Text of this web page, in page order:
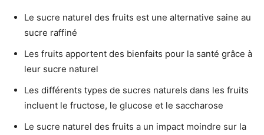
Le sucre naturel des fruits est une alternative saine au
sucre raffiné
Les fruits apportent des bienfaits pour la santé grâce à
leur sucre naturel
Les différents types de sucres naturels dans les fruits
incluent le fructose, le glucose et le saccharose
Le sucre naturel des fruits a un impact moindre sur la